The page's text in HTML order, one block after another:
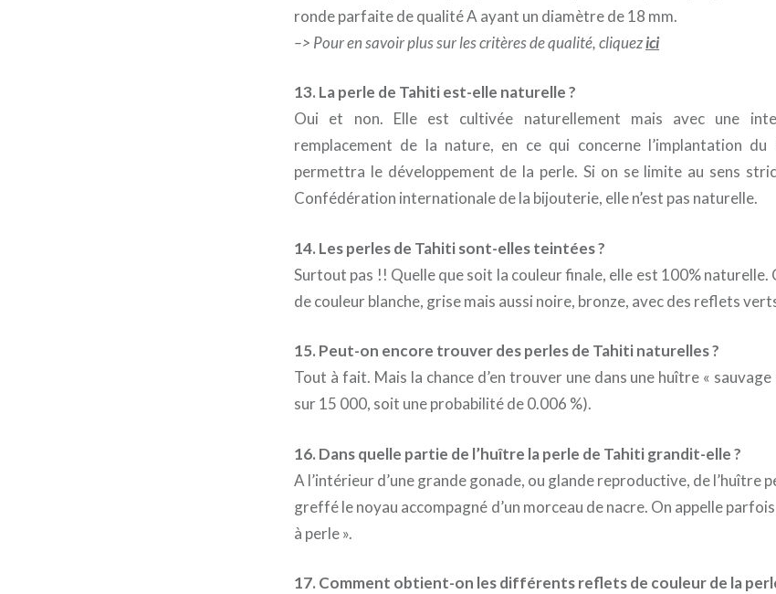
ronde parfaite de qualité A ayant un diamètre de 18 mm.
–> Pour en savoir plus sur les critères de qualité, cliquezici
13. La perle de Tahiti est-elle naturelle ?
Oui et non. Elle est cultivée naturellement mais avec une
remplacement de la nature, en ce qui concerne l’implantation
permettra le développement de la perle. Si on se limite au sens
Confédération internationale de la bijouterie, elle n’est pas naturelle.
14. Les perles de Tahiti sont-elles teintées ?
Surtout pas !! Quelle que soit la couleur finale, elle est 100%
de couleur blanche, grise mais aussi noire, bronze, avec des reflets
15. Peut-on encore trouver des perles de Tahiti naturelles ?
Tout à fait. Mais la chance d’en trouver une dans une huître «
sur 15 000, soit une probabilité de 0.006 %).
16. Dans quelle partie de l’huître la perle de Tahiti grandit-elle ?
A l’intérieur d’une grande gonade, ou glande reproductive, de l’huître
greffé le noyau accompagné d’un morceau de nacre. On appelle
à perle ».
17. Comment obtient-on les différents reflets de couleur de la